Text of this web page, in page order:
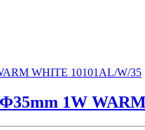
1W WARM